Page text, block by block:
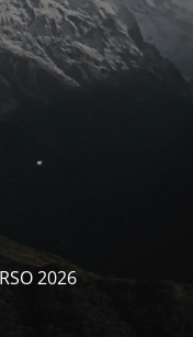
2026